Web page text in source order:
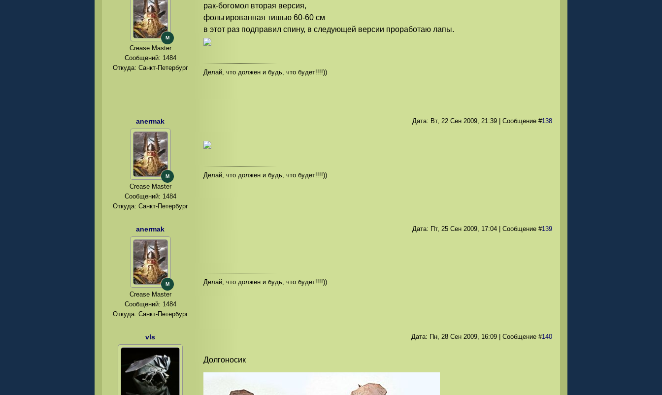
M
Crease Master
Сообщений: 1484
Откуда: Санкт-Петербург
рак-богомол вторая версия,
фольгированная тишью 60-60 см
в этот раз подправил спину, в следующей версии проработаю лапы.
Делай, что должен и будь, что будет!!!!))
anermak
M
Crease Master
Сообщений: 1484
Откуда: Санкт-Петербург
Дата: Вт, 22 Сен 2009, 21:39| Сообщение #138
Делай, что должен и будь, что будет!!!!))
anermak
M
Crease Master
Сообщений: 1484
Откуда: Санкт-Петербург
Дата: Пт, 25 Сен 2009, 17:04| Сообщение #139
Делай, что должен и будь, что будет!!!!))
vls Дата: Пн, 28 Сен 2009, 16:09| Сообщение #140
Долгоносик